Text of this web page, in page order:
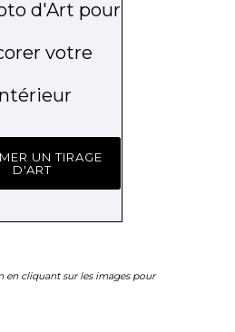
d'Art pour
votre
UN TIRAGE
D'ART
en cliquant sur les images pour